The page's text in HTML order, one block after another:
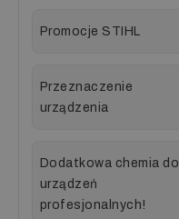
Promocje STIHL
Przeznaczenie
urządzenia
Dodatkowa chemia do
urządzeń
profesjonalnych!